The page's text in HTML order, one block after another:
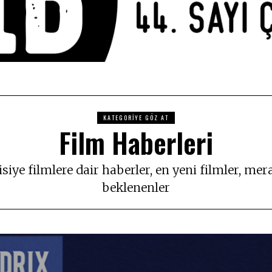
KATEGORIYE GÖZ AT
Film Haberleri
filmlere dair haberler, en yeni filmler,
beklenenler